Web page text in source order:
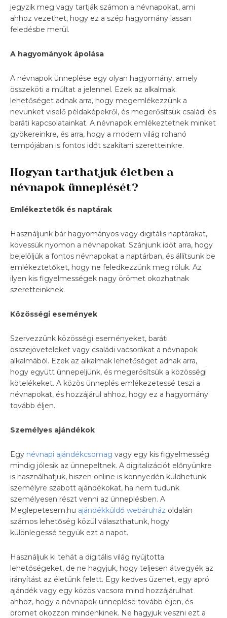
jegyzik meg vagy tartják számon a névnapokat, ami
ahhoz vezethet, hogy ez a szép hagyomány lassan
feledésbe merül.
A hagyományok ápolása
A névnapok ünneplése egy olyan hagyomány, amely
összeköti a múltat a jelennel. Ezek az alkalmak
lehetőséget adnak arra, hogy megemlékezzünk a
nevünket viselő példaképekről, és megerősítsük családi és
baráti kapcsolatainkat. A névnapok emlékeztetnek minket
gyökereinkre, és arra, hogy a modern világ rohanó
tempójában is fontos időt szakítani szeretteinkre.
Hogyan tarthatjuk életben a
névnapok ünneplését?
Emlékeztetők és naptárak
Használjunk bár hagyományos vagy digitális naptárakat,
kövessük nyomon a névnapokat. Szánjunk időt arra, hogy
bejelöljük a fontos névnapokat a naptárban, és állítsunk be
emlékeztetőket, hogy ne feledkezzünk meg róluk. Az
ilyen kis figyelmességek nagy örömet okozhatnak
szeretteinknek.
Közösségi események
Szervezzünk közösségi eseményeket, baráti
összejöveteleket vagy családi vacsorákat a névnapok
alkalmából. Ezek az alkalmak lehetőséget adnak arra,
hogy együtt ünnepeljünk, és megerősítsük a közösségi
kötelékeket. A közös ünneplés emlékezetessé teszi a
névnapokat, és hozzájárul ahhoz, hogy ez a hagyomány
tovább éljen.
Személyes ajándékok
Egy névnapi ajándékcsomag vagy egy kis figyelmesség
mindig jólesik az ünnepeltnek. A digitalizációt előnyünkre
is használhatjuk, hiszen online is könnyedén küldhetünk
személyre szabott ajándékokat, ha nem tudunk
személyesen részt venni az ünneplésben. A
Meglepetesem.hu ajándékküldő webáruház oldalán
számos lehetőség közül választhatunk, hogy
különlegessé tegyük ezt a napot.
Használjuk ki tehát a digitális világ nyújtotta
lehetőségeket, de ne hagyjuk, hogy teljesen átvegyék az
irányítást az életünk felett. Egy kedves üzenet, egy apró
ajándék vagy egy közös vacsora mind hozzájárulhat
ahhoz, hogy a névnapok ünneplése tovább éljen, és
örömet okozzon mindenkinek. Ne hagyjuk veszni ezt a